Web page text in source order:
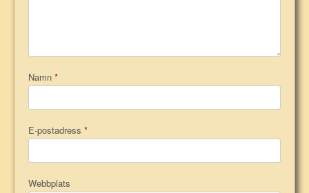
Namn *
E-postadress *
Webbplats